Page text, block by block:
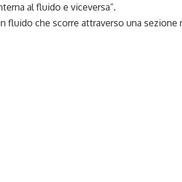
al fluido e viceversa”.
fluido che scorre attraverso una sezione